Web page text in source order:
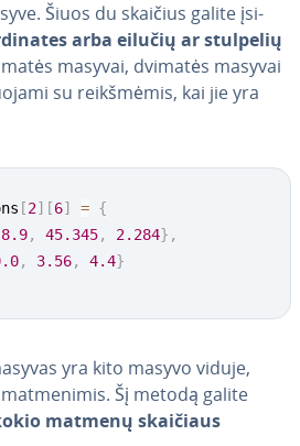
Šiuos du skaičius galite įsi­
arba eilučių ar stulpelių
masyvai, dvimatės masyvai
su reikš­mė­mis, kai jie yra
[2] [6] = {
8.9, 45.345, 2.284} ,
, 3.56, 4.4}
yra kito masyvo viduje,
Šį metodą galite
matmenų skaičiaus